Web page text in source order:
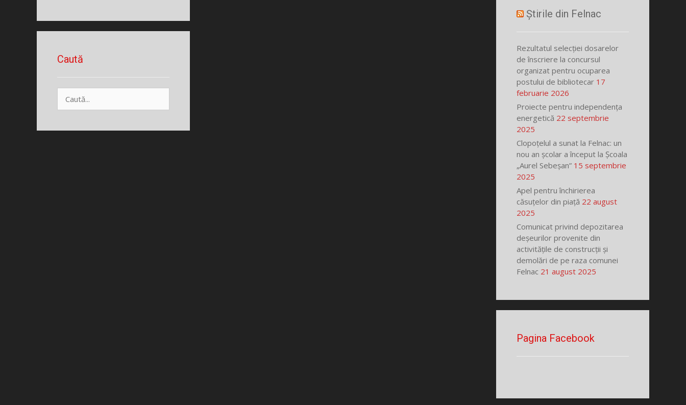
Caută
după:
Știrile din Felnac
Rezultatul selecției dosarelor
de înscriere la concursul
organizat pentru ocuparea
postului de bibliotecar 17
februarie 2026
Proiecte pentru independența
energetică 22 septembrie
2025
Clopoțelul a sunat la Felnac: un
nou an școlar a început la Școala
„Aurel Sebeșan” 15 septembrie
2025
Apel pentru închirierea
căsuțelor din piață 22 august
2025
Comunicat privind depozitarea
deșeurilor provenite din
activitățile de construcții și
demolări de pe raza comunei
Felnac 21 august 2025
Pagina Facebook